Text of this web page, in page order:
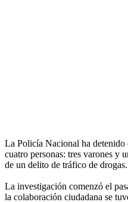
La Policía Nacional ha detenido
cuatro personas: tres varones y
de un delito de tráfico de drogas.
La investigación comenzó el
la colaboración ciudadana se